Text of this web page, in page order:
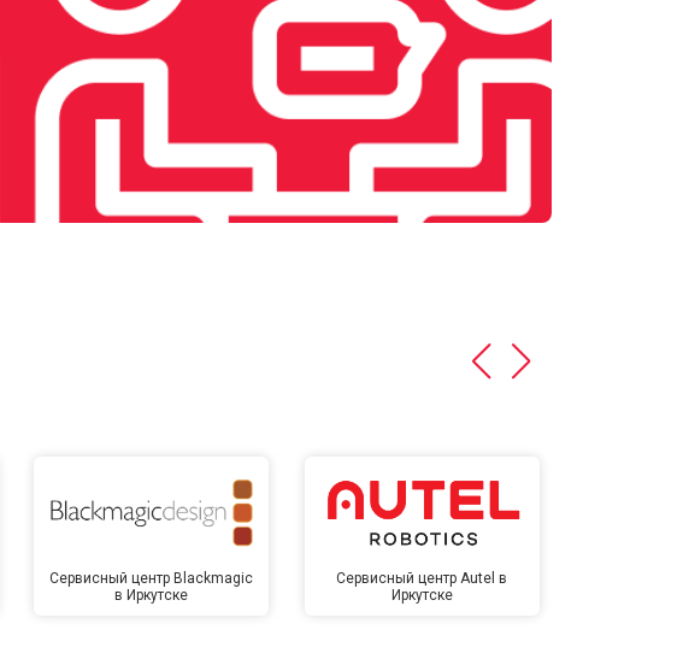
Сервисный центр Blackmagic
в Иркутске
Сервисный центр Autel в
Иркутске